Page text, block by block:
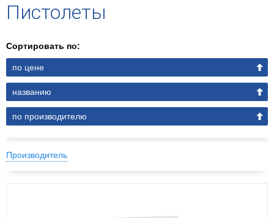
Пистолеты
Сортировать по:
по цене
названию
по производителю
Производитель